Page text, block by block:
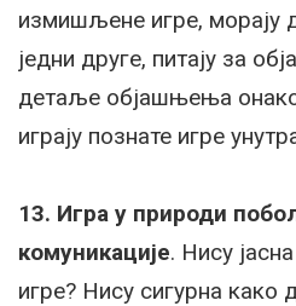
измишљене игре, морају
једни друге, питају за
детаље објашњења
играју познате игре
13. Игра у природи
комуникације. Нису
игре? Нису сигурна како